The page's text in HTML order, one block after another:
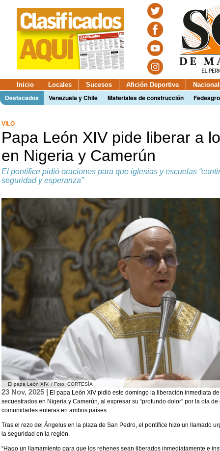
Inicio Locales Sucesos Afición Deportiva
Destacados Venezuela y Chile Materiales de construcción Fedeagro
VILO
Papa León XIV pide liberar a
en Nigeria y Camerún
El pontífice pidió oraciones para que iglesias y escuelas
seguridad y esperanza”
El papa León XIV. / Foto: CORTESÍA
23 Nov, 2025 | El papa León XIV pidió este domingo la liberación inmediata
secuestrados en Nigeria y Camerún, al expresar su “profundo dolor” por la ola
comunidades enteras en ambos países.
Tras el rezo del Ángelus en la plaza de San Pedro, el pontífice hizo un llamado
la seguridad en la región.
“Hago un llamamiento para que los rehenes sean liberados inmediatamente e